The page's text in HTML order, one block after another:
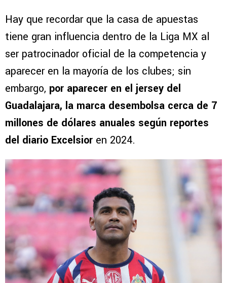
Hay que recordar que la casa de apuestas
tiene gran influencia dentro de la Liga MX al
ser patrocinador oficial de la competencia y
aparecer en la mayoría de los clubes; sin
embargo, por aparecer en el jersey del
Guadalajara, la marca desembolsa cerca de 7
millones de dólares anuales según reportes
del diario Excelsior en 2024.